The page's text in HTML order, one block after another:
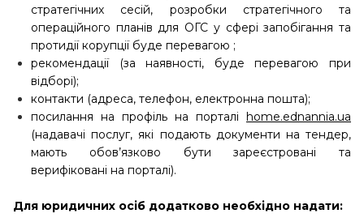
стратегічних сесій, розробки стратегічного та
операційного планів для ОГС у сфері запобігання та
протидії корупції буде перевагою ;
рекомендації (за наявності, буде перевагою при
відборі);
контакти (адреса, телефон, електронна пошта);
посилання на профіль на порталі home.ednannia.ua
(надавачі послуг, які подають документи на тендер,
мають обов’язково бути зареєстровані та
верифіковані на порталі).
Для юридичних осіб додатково необхідно надати: